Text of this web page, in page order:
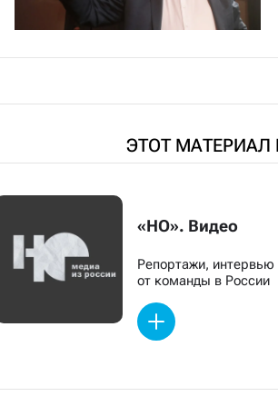
ЭТОТ
«НО». Видео
Репортажи, интервью
от команды в России